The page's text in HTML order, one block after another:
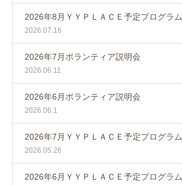
2026年8月ＹＹＰＬＡＣＥ予定プログラム
2026.07.16
2026年7月ボランティア説明会
2026.06.11
2026年6月ボランティア説明会
2026.06.1
2026年7月ＹＹＰＬＡＣＥ予定プログラム
2026.05.26
2026年6月ＹＹＰＬＡＣＥ予定プログラム